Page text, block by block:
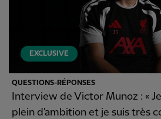
EXCLUSIVE
QUESTIONS-RÉPONSES
Interview de Victor Munoz : «
plein d'ambition et je suis très